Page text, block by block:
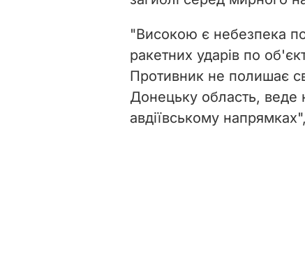
"Високою є небезпека
ракетних ударів по
Противник не полишає
Донецьку область, веде
авдіївському